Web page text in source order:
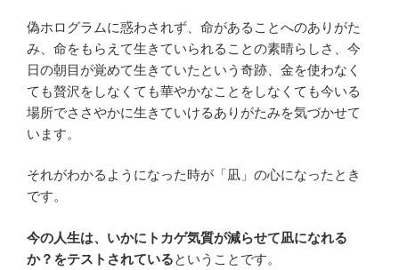
偽ホログラムに惑わされず、命があることへのありがた
み、命をもらえて生きていられることの素晴らしさ、今
日の朝目が覚めて生きていたという奇跡、金を使わなく
ても贅沢をしなくても華やかなことをしなくても今いる
場所でささやかに生きていけるありがたみを気づかせて
います。
それがわかるようになった時が「凪」の心になったとき
です。
今の人生は、いかにトカゲ気質が減らせて凪になれる
か？をテストされているということです。